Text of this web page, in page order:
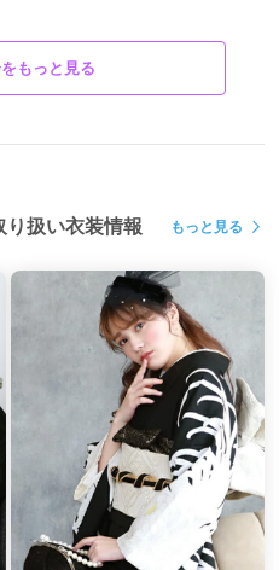
物、草履バッグ、
ージでお問合せ
参加される方
ます。
もっと見る
り扱い衣装情報 もっと見る